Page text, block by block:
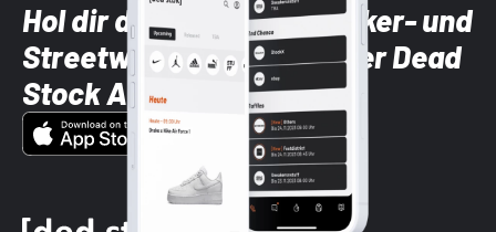
Hol dir die neuesten Sneaker- und
Streetwear-Brands mit der Dead
Stock App